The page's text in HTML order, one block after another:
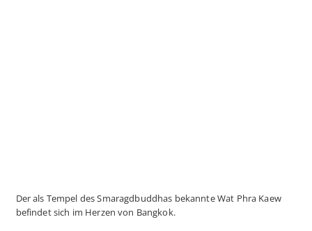
Der als Tempel des Smaragdbuddhas bekannte Wat Phra Kaew
befindet sich im Herzen von Bangkok.